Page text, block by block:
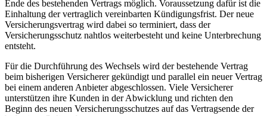
Ende des bestehenden Vertrags möglich. Voraussetzung dafür ist die
Einhaltung der vertraglich vereinbarten Kündigungsfrist. Der neue
Versicherungsvertrag wird dabei so terminiert, dass der
Versicherungsschutz nahtlos weiterbesteht und keine Unterbrechung
entsteht.
Für die Durchführung des Wechsels wird der bestehende Vertrag
beim bisherigen Versicherer gekündigt und parallel ein neuer Vertrag
bei einem anderen Anbieter abgeschlossen. Viele Versicherer
unterstützen ihre Kunden in der Abwicklung und richten den
Beginn des neuen Versicherungsschutzes auf das Vertragsende der